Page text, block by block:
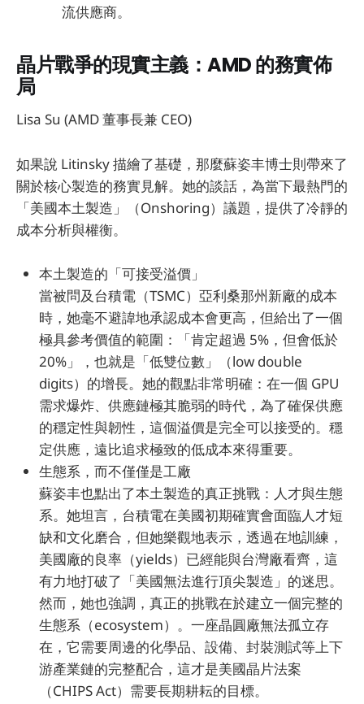
流供應商。
晶片戰爭的現實主義：AMD 的務實佈
局
Lisa Su (AMD 董事長兼 CEO)
如果說 Litinsky 描繪了基礎，那麼蘇姿丰博士則帶來了
關於核心製造的務實見解。她的談話，為當下最熱門的
「美國本土製造」（Onshoring）議題，提供了冷靜的
成本分析與權衡。
本土製造的「可接受溢價」
當被問及台積電（TSMC）亞利桑那州新廠的成本
時，她毫不避諱地承認成本會更高，但給出了一個
極具參考價值的範圍：「肯定超過 5%，但會低於
20%」，也就是「低雙位數」（low double
digits）的增長。她的觀點非常明確：在一個 GPU
需求爆炸、供應鏈極其脆弱的時代，為了確保供應
的穩定性與韌性，這個溢價是完全可以接受的。穩
定供應，遠比追求極致的低成本來得重要。
生態系，而不僅僅是工廠
蘇姿丰也點出了本土製造的真正挑戰：人才與生態
系。她坦言，台積電在美國初期確實會面臨人才短
缺和文化磨合，但她樂觀地表示，透過在地訓練，
美國廠的良率（yields）已經能與台灣廠看齊，這
有力地打破了「美國無法進行頂尖製造」的迷思。
然而，她也強調，真正的挑戰在於建立一個完整的
生態系（ecosystem）。一座晶圓廠無法孤立存
在，它需要周邊的化學品、設備、封裝測試等上下
游產業鏈的完整配合，這才是美國晶片法案
（CHIPS Act）需要長期耕耘的目標。